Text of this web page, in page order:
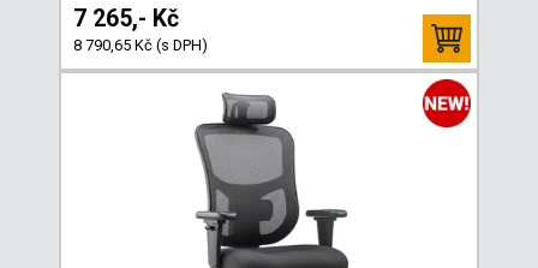
7 265,- Kč
8 790,65 Kč (s DPH)